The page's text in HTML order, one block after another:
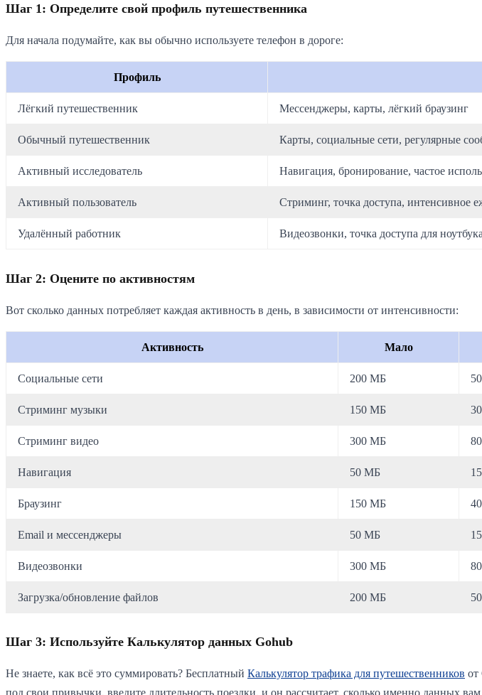
Шаг 1: Определите свой профиль путешественника
Для начала подумайте, как вы обычно используете телефон в дороге:
Профиль
Лёгкий путешественник Мессенджеры, карты, лёгкий браузинг
Обычный путешественник Карты, социальные сети, регулярные
Активный исследователь Навигация, бронирование, частое
Активный пользователь Стриминг, точка доступа, интенсивное
Удалённый работник Видеозвонки, точка доступа для
Шаг 2: Оцените по активностям
Вот сколько данных потребляет каждая активность в день, в зависимости от интенсивности:
Активность Мало
Социальные сети 200 МБ
Стриминг музыки 150 МБ
Стриминг видео 300 МБ
Навигация 50 МБ
Браузинг 150 МБ
Email и мессенджеры 50 МБ
Видеозвонки 300 МБ
Загрузка/обновление файлов 200 МБ
Шаг 3: Используйте Калькулятор данных Gohub
Не знаете, как всё это суммировать? Бесплатный Калькулятор трафика для путешественников от
под свои привычки, введите длительность поездки, и он рассчитает, сколько именно данных